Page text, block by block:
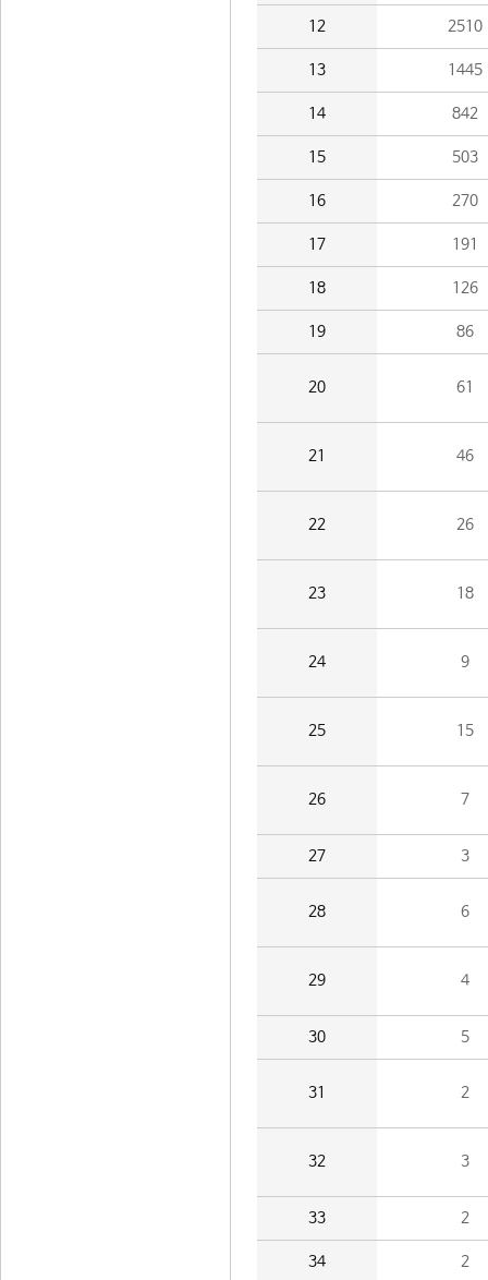
12 2510
13 1445
14 842
15 503
16 270
17 191
18 126
19 86
20 61
21 46
22 26
23 18
24 9
25 15
26 7
27 3
28 6
29 4
30 5
31 2
32 3
33 2
34 2